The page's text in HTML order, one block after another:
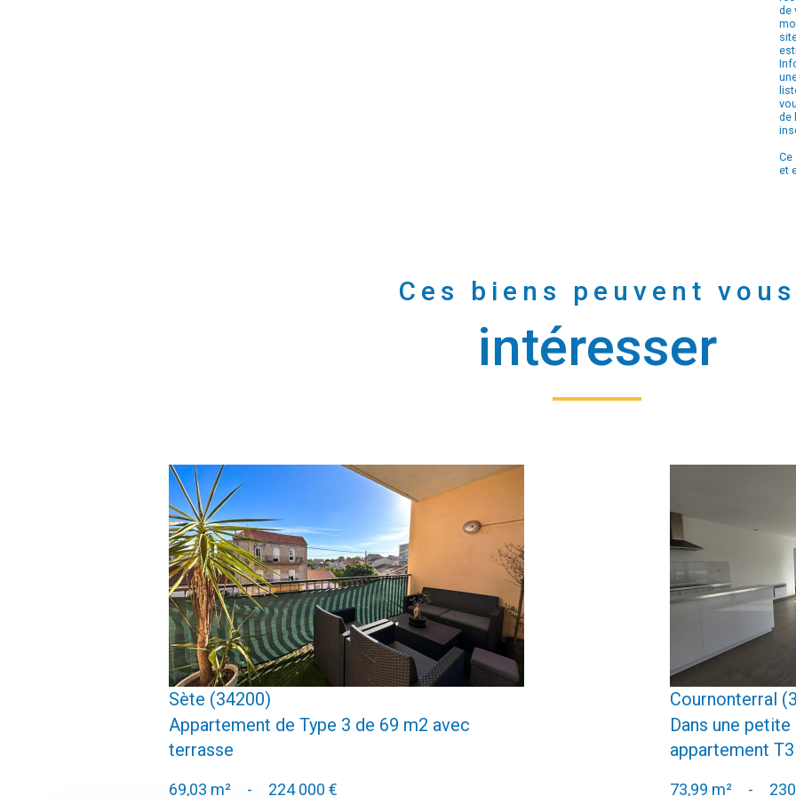
de
de
Ce
et
Ces biens peuvent vous
intéresser
voir le bien
Sète (34200)
Appartement de Type 3 de 69 m2 avec
terrasse
69,03 m² - 224 000 €
Cournonterral
Dans une
appartement
73,99 m² -